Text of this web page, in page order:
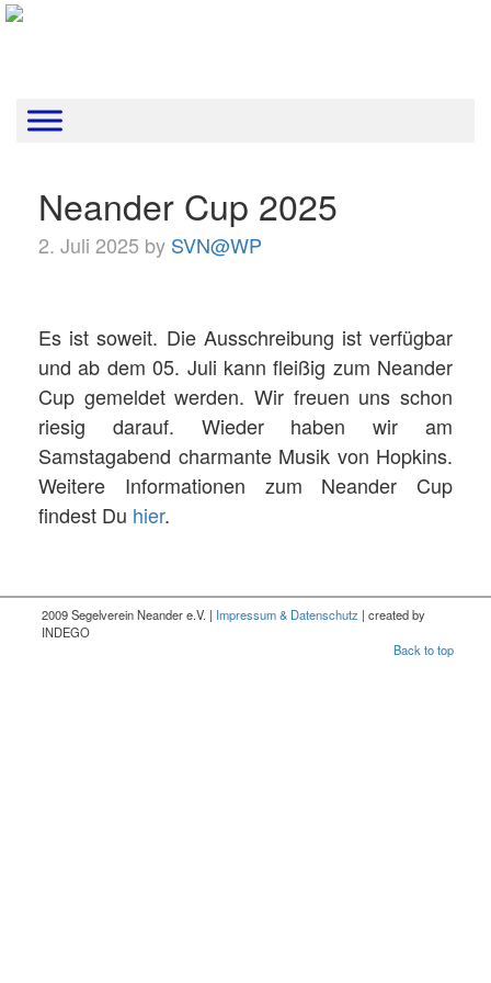
Neander Cup 2025
2. Juli 2025 by SVN@WP
Es ist soweit. Die Ausschreibung ist verfügbar
und ab dem 05. Juli kann fleißig zum Neander
Cup gemeldet werden. Wir freuen uns schon
riesig darauf. Wieder haben wir am
Samstagabend charmante Musik von Hopkins.
Weitere Informationen zum Neander Cup
findest Du hier.
2009 Segelverein Neander e.V. | Impressum & Datenschutz | created by
INDEGO
Back to top